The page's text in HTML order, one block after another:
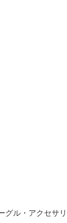
グル・アクセサリ